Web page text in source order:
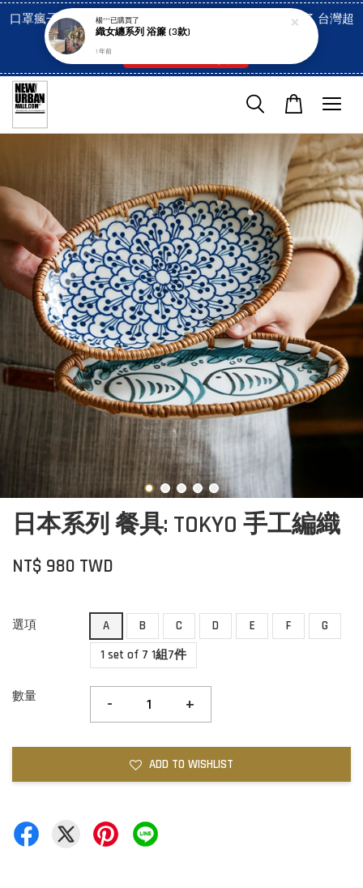
口罩瘋子官網, 放心訂購! 香港澳門信用卡付費已經開啓了 台灣超
市貨到付款也是!
日本系列 餐具: TOKYO 手工編織
NT$ 980 TWD
選項 A B C D E F
G
1 set of 7 1組7件
數量 - +
ADD TO WISHLIST
楊***已購買了
織女纏系列 浴簾 (3款)
1 年前